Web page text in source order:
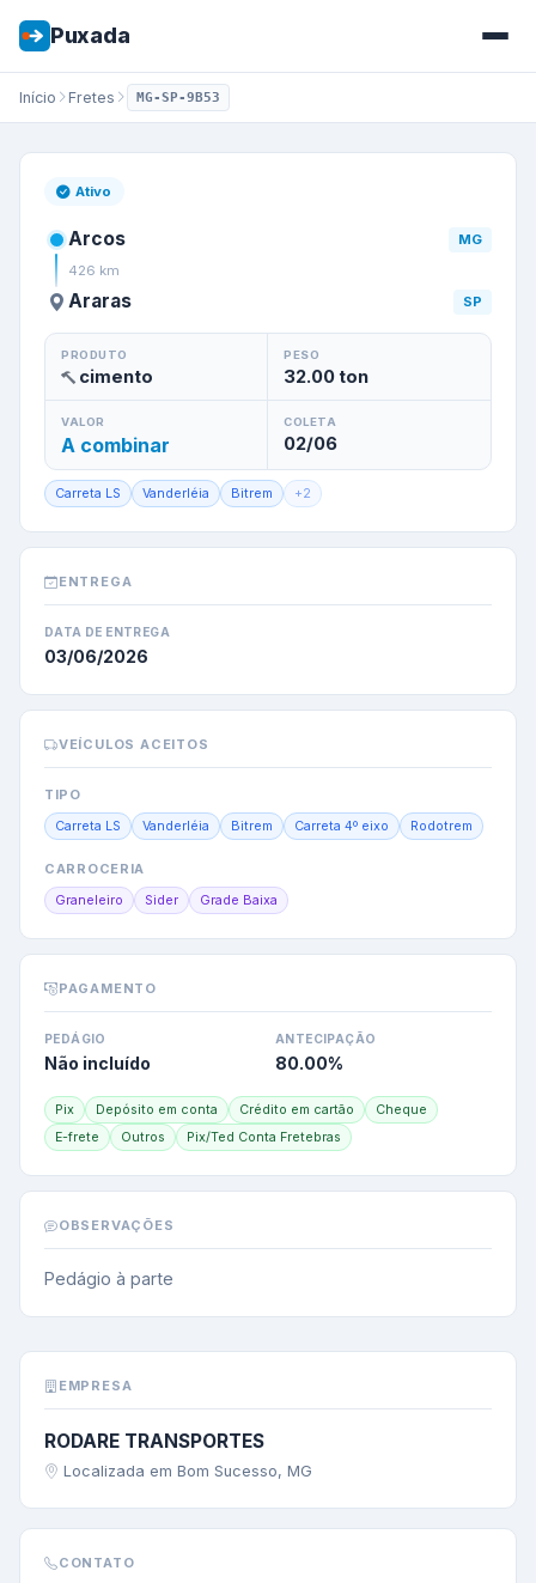
Puxada
Início Fretes MG-SP-9B53
Frete de
Ativo
Arcos
MG
426 km
Araras SP
PRODUTO
cimento
PESO
32.00ton
VALOR
A combinar
COLETA
02/06
Carreta LS Vanderléia Bitrem +2
ENTREGA
DATA DE ENTREGA
03/06/2026
VEÍCULOS ACEITOS
TIPO
Carreta LS Vanderléia Bitrem Carreta 4º eixo Rodotrem
CARROCERIA
Graneleiro Sider Grade Baixa
PAGAMENTO
PEDÁGIO
Não incluído
ANTECIPAÇÃO
80.00%
Pix Depósito em conta Crédito em cartão
Cheque
E-frete
Outros Pix/Ted Conta Fretebras
OBSERVAÇÕES
Pedágio à parte
EMPRESA
RODARE TRANSPORTES
Localizada em Bom Sucesso, MG
CONTATO